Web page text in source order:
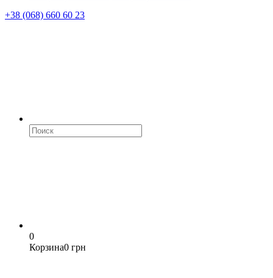
+38 (068) 660 60 23
0
Корзина0 грн